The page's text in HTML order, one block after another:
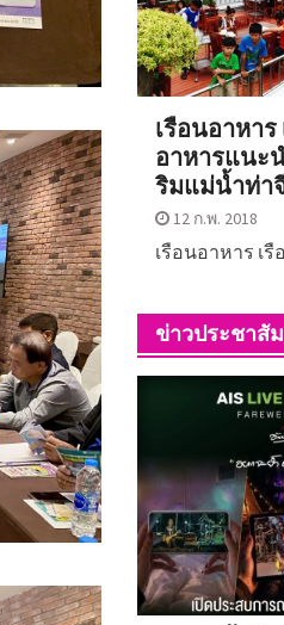
เรือนอาหา
อาหารแนะ
ริมแม่น้ำท่า
12 ก.พ. 2018
เรือนอาหาร เรื
ข่าวประชาสั